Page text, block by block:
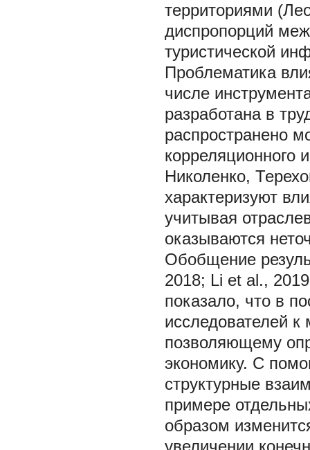
территориями
диспропорций
туристической
Проблематика
числе
разработана в
распространено
корреляционного
Николенко,
характеризуют
учитывая
оказываются
Обобщение
2018; Li et al.,
показало, что в
исследователей к
позволяющему
экономику. С
структурные
примере
образом
увеличении